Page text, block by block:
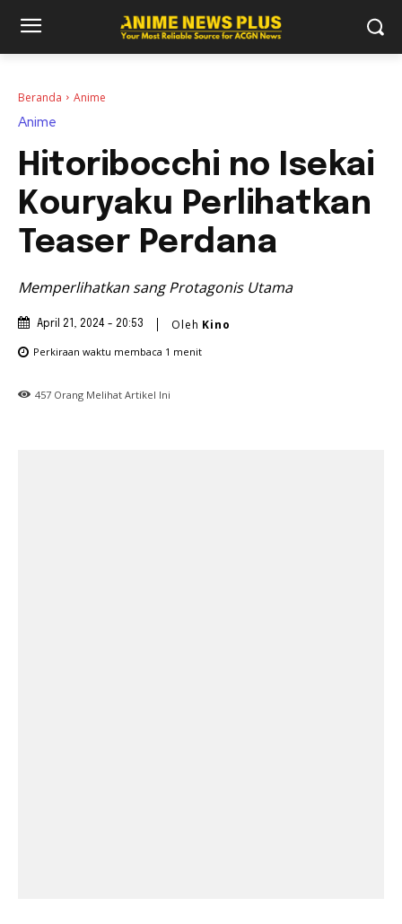
Beranda Anime
Anime
Hitoribocchi no Isekai
Kouryaku Perlihatkan
Teaser Perdana
Memperlihatkan sang Protagonis Utama
April 21, 2024 - 20:53 Oleh Kino
Perkiraan waktu membaca 1 menit
457 Orang Melihat Artikel Ini